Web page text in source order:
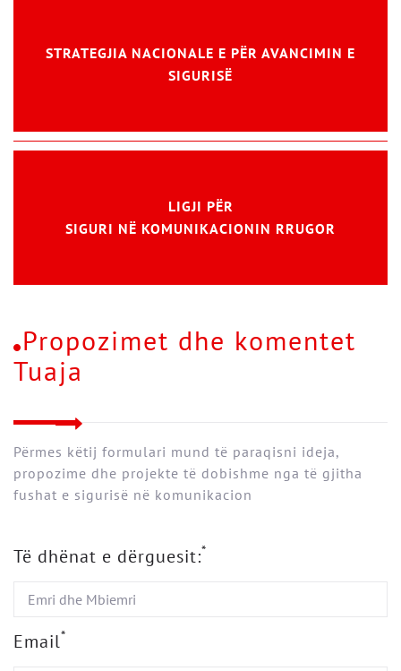
STRATEGJIA NACIONALE E PËR AVANCIMIN E
SIGURISË
LIGJI PËR
SIGURI NË KOMUNIKACIONIN RRUGOR
Propozimet dhe komentet
Tuaja
Përmes këtij formulari mund të paraqisni ideja,
propozime dhe projekte të dobishme nga të gjitha
fushat e sigurisë në komunikacion
Të dhënat e dërguesit:*
Email*